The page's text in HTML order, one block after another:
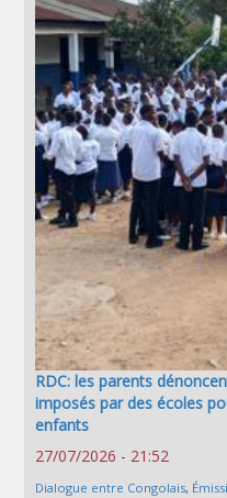
RDC: les parents
imposés par des écoles
enfants
27/07/2026 - 21:52
Dialogue entre Congolais,